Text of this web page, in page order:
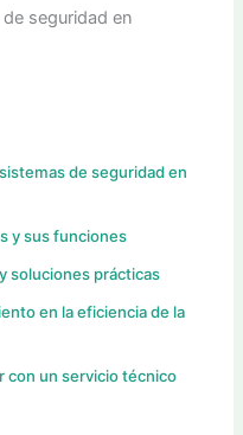
seguridad en
de seguridad en
y sus funciones
soluciones prácticas
en la eficiencia de la
con un servicio técnico